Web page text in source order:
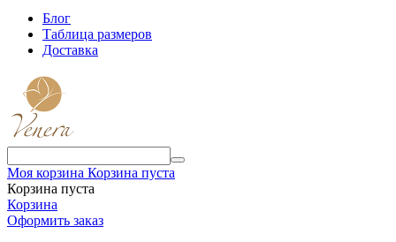
Блог
Таблица размеров
Доставка
Моя корзина Корзина пуста
Корзина пуста
Корзина
Оформить заказ